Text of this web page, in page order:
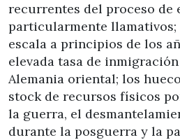
recurrentes del proceso de
particularmente llamativos;
escala a principios de los
elevada tasa de
Alemania oriental; los
stock de recursos físicos
la guerra, el
durante la posguerra y la